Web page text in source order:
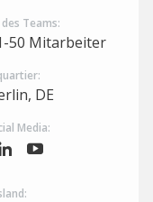
Teams:
50 Mitarbeiter
DE
Media: